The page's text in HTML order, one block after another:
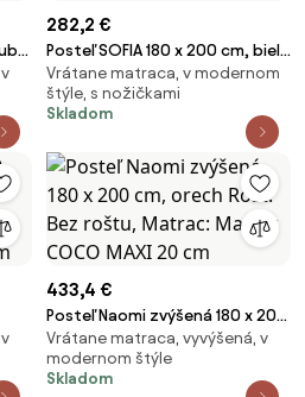
282,2 €
Posteľ SOFIA 180 x 200 cm, biela
Rošt: Bez roštu, Matrac:
Matrac DELUXE 10 cm
Vrátane matraca, v modernom
štýle, s nožičkami
Skladom
433,4 €
Posteľ Naomi zvýšená 180 x 200
cm, orech Rošt: Bez roštu,
Matrac: Matrac COCO MAXI 20
cm
Vrátane matraca, vyvýšená, v
modernom štýle
Skladom